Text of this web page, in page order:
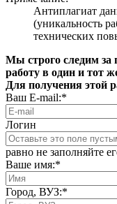
Антиплагиат
(уникальность
технических
Мы строго следим
работу в один и тот
Для получения этой
Ваш E-mail:*
Логин
равно не заполняйте
Ваше имя:*
Город, ВУЗ:*